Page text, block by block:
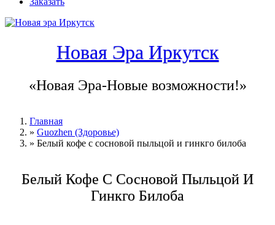
Новая Эра Иркутск
«Новая Эра-Новые возможности!»
Вы здесь
Главная
» Guozhen (Здоровье)
» Белый кофе с сосновой пыльцой и гинкго билоба
Белый Кофе С Сосновой Пыльцой И
Гинкго Билоба